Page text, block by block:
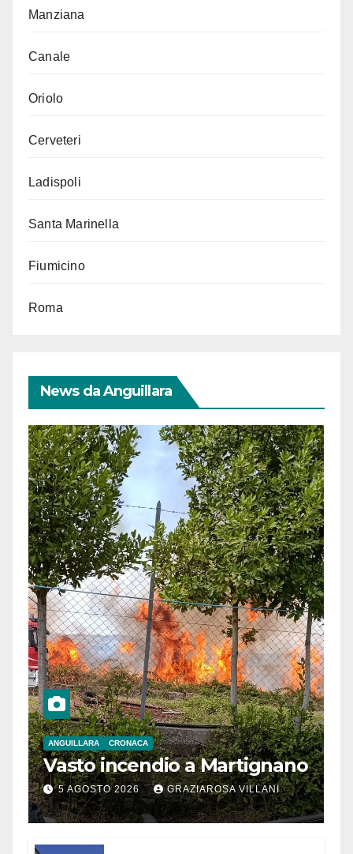
Manziana
Canale
Oriolo
Cerveteri
Ladispoli
Santa Marinella
Fiumicino
Roma
News da Anguillara
ANGUILLARA CRONACA
Vasto incendio a Martignano
5 AGOSTO 2026 GRAZIAROSA VILLANI